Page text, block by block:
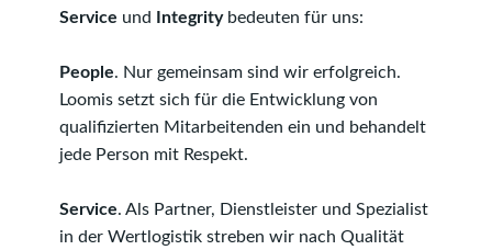
Service und Integrity bedeuten für uns:
People. Nur gemeinsam sind wir erfolgreich.
Loomis setzt sich für die Entwicklung von
qualifizierten Mitarbeitenden ein und behandelt
jede Person mit Respekt.
Service. Als Partner, Dienstleister und Spezialist
in der Wertlogistik streben wir nach Qualität